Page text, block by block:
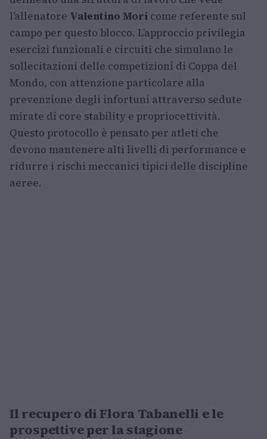
l’allenatore Valentino Mori come referente sul
campo per questo blocco. L’approccio privilegia
esercizi funzionali e circuiti che simulano le
sollecitazioni delle competizioni di Coppa del
Mondo, con attenzione particolare alla
prevenzione degli infortuni attraverso sedute
mirate di core stability e propriocettività.
Questo protocollo è pensato per atleti che
devono mantenere alti livelli di performance e
ridurre i rischi meccanici tipici delle discipline
aeree.
Il recupero di Flora Tabanelli e le
prospettive per la stagione